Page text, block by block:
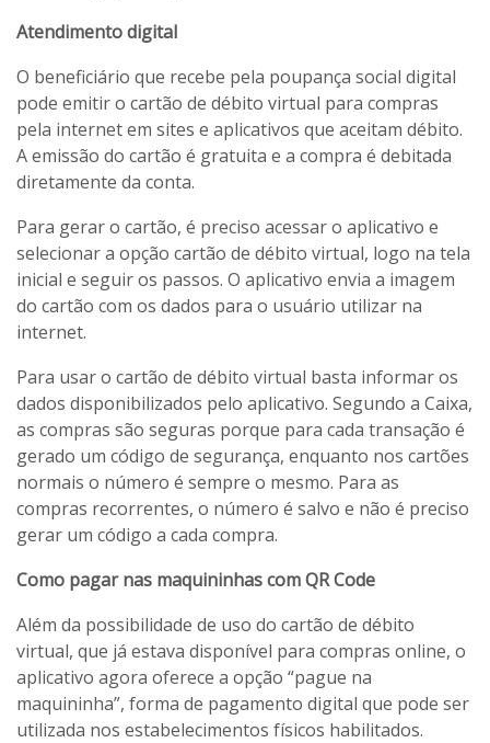
Atendimento digital
O beneficiário que recebe pela poupança social digital
pode emitir o cartão de débito virtual para compras
pela internet em sites e aplicativos que aceitam débito.
A emissão do cartão é gratuita e a compra é debitada
diretamente da conta.
Para gerar o cartão, é preciso acessar o aplicativo e
selecionar a opção cartão de débito virtual, logo na tela
inicial e seguir os passos. O aplicativo envia a imagem
do cartão com os dados para o usuário utilizar na
internet.
Para usar o cartão de débito virtual basta informar os
dados disponibilizados pelo aplicativo. Segundo a Caixa,
as compras são seguras porque para cada transação é
gerado um código de segurança, enquanto nos cartões
normais o número é sempre o mesmo. Para as
compras recorrentes, o número é salvo e não é preciso
gerar um código a cada compra.
Como pagar nas maquininhas com QR Code
Além da possibilidade de uso do cartão de débito
virtual, que já estava disponível para compras online, o
aplicativo agora oferece a opção “pague na
maquininha”, forma de pagamento digital que pode ser
utilizada nos estabelecimentos físicos habilitados.